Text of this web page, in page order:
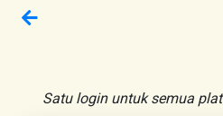
Satu login untuk semua